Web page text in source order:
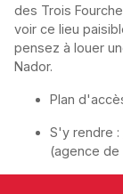
des Trois
voir ce lieu
pensez à louer
Nador.
Plan
S'y rendre :
(agence de